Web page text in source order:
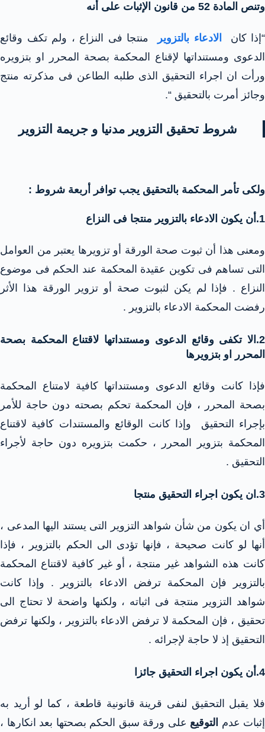
وتنص المادة 52 من قانون الإثبات على أنه
“إذا كان الادعاء بالتزوير
منتجا فى النزاع ، ولم تكف وقائع
الدعوى ومستنداتها لإقناع المحكمة بصحة المحرر او بتزويره
ورأت ان اجراء التحقيق الذى طلبه الطاعن فى مذكرته منتج
وجائز أمرت بالتحقيق “.
شروط تحقيق التزوير مدنيا و جريمة التزوير
ولكى تأمر المحكمة بالتحقيق يجب توافر أربعة شروط :
1.أن يكون الادعاء بالتزوير منتجا فى النزاع
ومعنى هذا أن ثبوت صحة الورقة أو تزويرها يعتبر من العوامل
التى تساهم فى تكوين عقيدة المحكمة عند الحكم فى موضوع
النزاع . فإذا لم يكن لثبوت صحة أو تزوير الورقة هذا الأثر
رفضت المحكمة الادعاء بالتزوير .
2.الا تكفى وقائع الدعوى ومستنداتها لاقتناع المحكمة بصحة
المحرر او بتزويرها
فإذا كانت وقائع الدعوى ومستنداتها كافية لامتناع المحكمة
بصحة المحرر ، فإن المحكمة تحكم بصحته دون حاجة للأمر
بإجراء التحقيق وإذا كانت الوقائع والمستندات كافية لاقتناع
المحكمة بتزوير المحرر ، حكمت بتزويره دون حاجة لأجراء
التحقيق .
3.ان يكون اجراء التحقيق منتجا
أي ان يكون من شأن شواهد التزوير التى يستند اليها المدعى ،
أنها لو كانت صحيحة ، فإنها تؤدى الى الحكم بالتزوير ، فإذا
كانت هذه الشواهد غير منتجة ، أو غير كافية لاقتناع المحكمة
بالتزوير فإن المحكمة ترفض الادعاء بالتزوير . وإذا كانت
شواهد التزوير منتجة فى اثباته ، ولكنها واضحة لا تحتاج الى
تحقيق ، فإن المحكمة لا ترفض الادعاء بالتزوير ، ولكنها ترفض
التحقيق إذ لا حاجة لإجرائه .
4.أن يكون اجراء التحقيق جائزا
فلا يقبل التحقيق لنفى قرينة قانونية قاطعة ، كما لو أريد به
إثبات عدم التوقيع على ورقة سبق الحكم بصحتها بعد انكارها ،